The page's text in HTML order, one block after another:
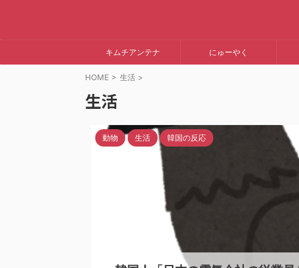
キムチアンテナ にゅーやく
HOME > 生活 >
生活
動物 生活 韓国の反応